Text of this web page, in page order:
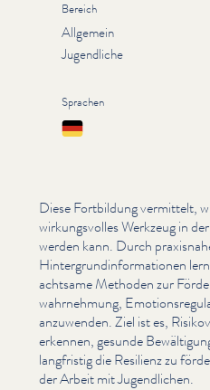
Bereich
Allgemein
Jugendliche
Sprachen
Deutsch
Diese Fortbildung vermittelt,
wirkungsvolles Werkzeug in
werden kann. Durch
Hin­ter­grund­in­for­ma­tio­nen
achtsame Methoden zur
wahrnehmung,
anzuwenden. Ziel ist es,
erkennen, gesunde
langfristig die Resilienz zu
der Arbeit mit Jugendlichen.